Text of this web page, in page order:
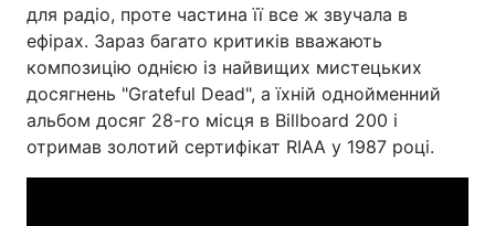
для радіо, проте частина її все ж звучала в
ефірах. Зараз багато критиків вважають
композицію однією із найвищих мистецьких
досягнень "Grateful Dead", а їхній однойменний
альбом досяг 28-го місця в Billboard 200 і
отримав золотий сертифікат RIAA у 1987 році.